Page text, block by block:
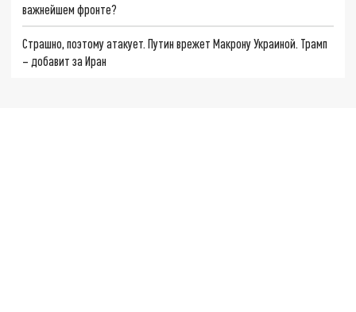
важнейшем фронте?
Страшно, поэтому атакует. Путин врежет Макрону Украиной. Трамп
– добавит за Иран